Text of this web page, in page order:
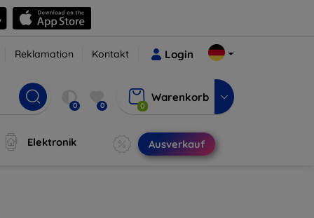
Reklamation Kontakt Login
0 0 0
Warenkorb
Elektronik Ausverkauf